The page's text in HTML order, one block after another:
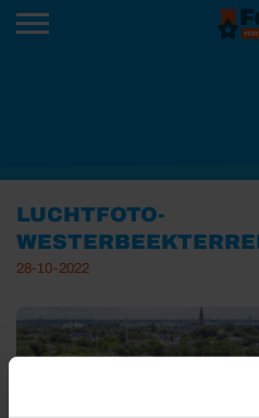
LUCHTFOTO-
28-10-2022